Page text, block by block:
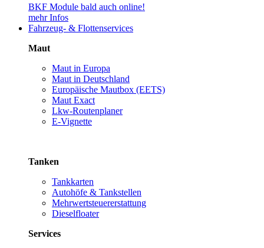
BKF Module bald auch online!
mehr Infos
Fahrzeug- & Flottenservices
Maut
Maut in Europa
Maut in Deutschland
Europäische Mautbox (EETS)
Maut Exact
Lkw-Routenplaner
E-Vignette
Tanken
Tankkarten
Autohöfe & Tankstellen
Mehrwertsteuererstattung
Dieselfloater
Services